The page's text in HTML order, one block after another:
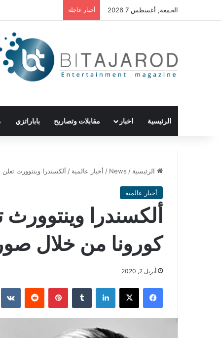
الجمعة, أغسطس 7 2026 أخبار عاجلة
الرئيسية اخبار مقابلات وتصاريح باباراتزي
الرئيسية /
News
/ أخبار عالمية / ألكسندرا وينتوورث
أخبار عالمية
ألكسندرا
كورونا من خلال
أبريل 2, 2020
فيسبوك ‫X لينكدإن بينتيريست